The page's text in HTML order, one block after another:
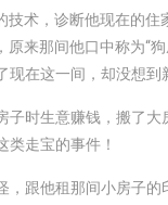
技术，诊断他现在的
来那间他口中称为“
在这一间，却没想到
时生意赚钱，搬了
类走宝的事件！
跟他租那间小房子